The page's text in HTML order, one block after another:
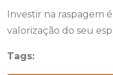
Investir na raspagem
valorização do seu
Tags: